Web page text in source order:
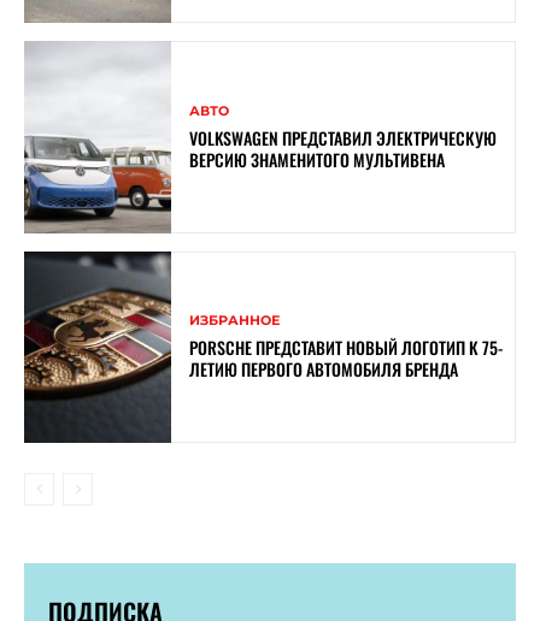
АВТО
VOLKSWAGEN ПРЕДСТАВИЛ ЭЛЕКТРИЧЕСКУЮ
ВЕРСИЮ ЗНАМЕНИТОГО МУЛЬТИВЕНА
ИЗБРАННОЕ
PORSCHE ПРЕДСТАВИТ НОВЫЙ ЛОГОТИП К 75-
ЛЕТИЮ ПЕРВОГО АВТОМОБИЛЯ БРЕНДА
ПОДПИСКА